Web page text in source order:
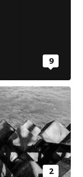
9
2